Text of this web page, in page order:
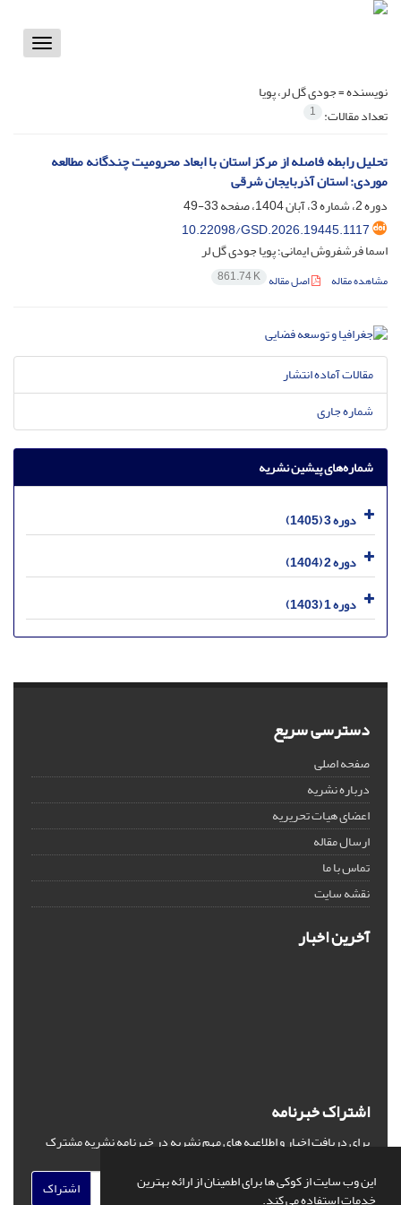
این وب سایت از کوکی ها برای اطمینان از ارائه بهترین
خدمات استفاده می کند.
Toggle
نویسنده =جودی گل لر، پویا
تعداد مقالات: 1
تحلیل رابطه فاصله از مرکز استان با ابعاد محرومیت چندگانه مطالعه
موردی: استان آذربایجان شرقی
دوره 2، شماره 3، آبان 1404، صفحه
33-49
10.22098/GSD.2026.19445.1117
اسما فرشفروش ایمانی؛ پویا جودی گل لر
مشاهده مقاله اصل مقاله 861.74 K
مقالات آماده انتشار
شماره جاری
شماره‌های پیشین نشریه
دوره 3 (1405)
دوره 2 (1404)
دوره 1 (1403)
دسترسی سریع
صفحه اصلی
درباره نشریه
اعضای هیات تحریریه
ارسال مقاله
تماس با ما
نقشه سایت
آخرین اخبار
اشتراک خبرنامه
برای دریافت اخبار و اطلاعیه های مهم نشریه در خبرنامه نشریه مشترک
اشتراک